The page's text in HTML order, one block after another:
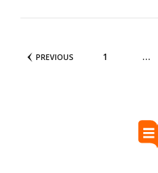
Posts
PREVIOUS PAGE
1 …